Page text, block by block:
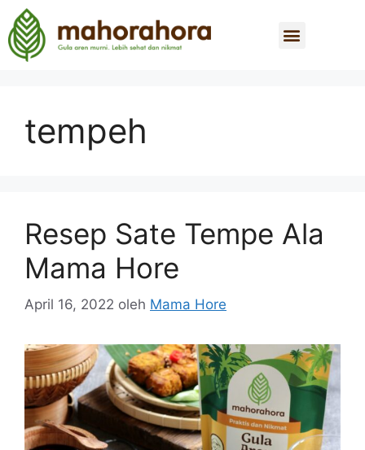
tempeh
Resep Sate Tempe Ala
Mama Hore
April 16, 2022 oleh Mama Hore